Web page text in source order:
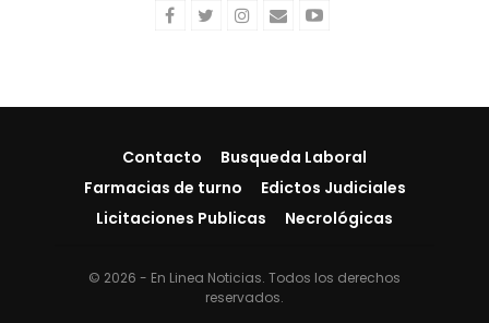
Contacto
Busqueda Laboral
Farmacias de turno
Edictos Judiciales
Licitaciones Publicas
Necrológicas
© 2026 - En Linea Noticias. Todos los derechos
reservados.